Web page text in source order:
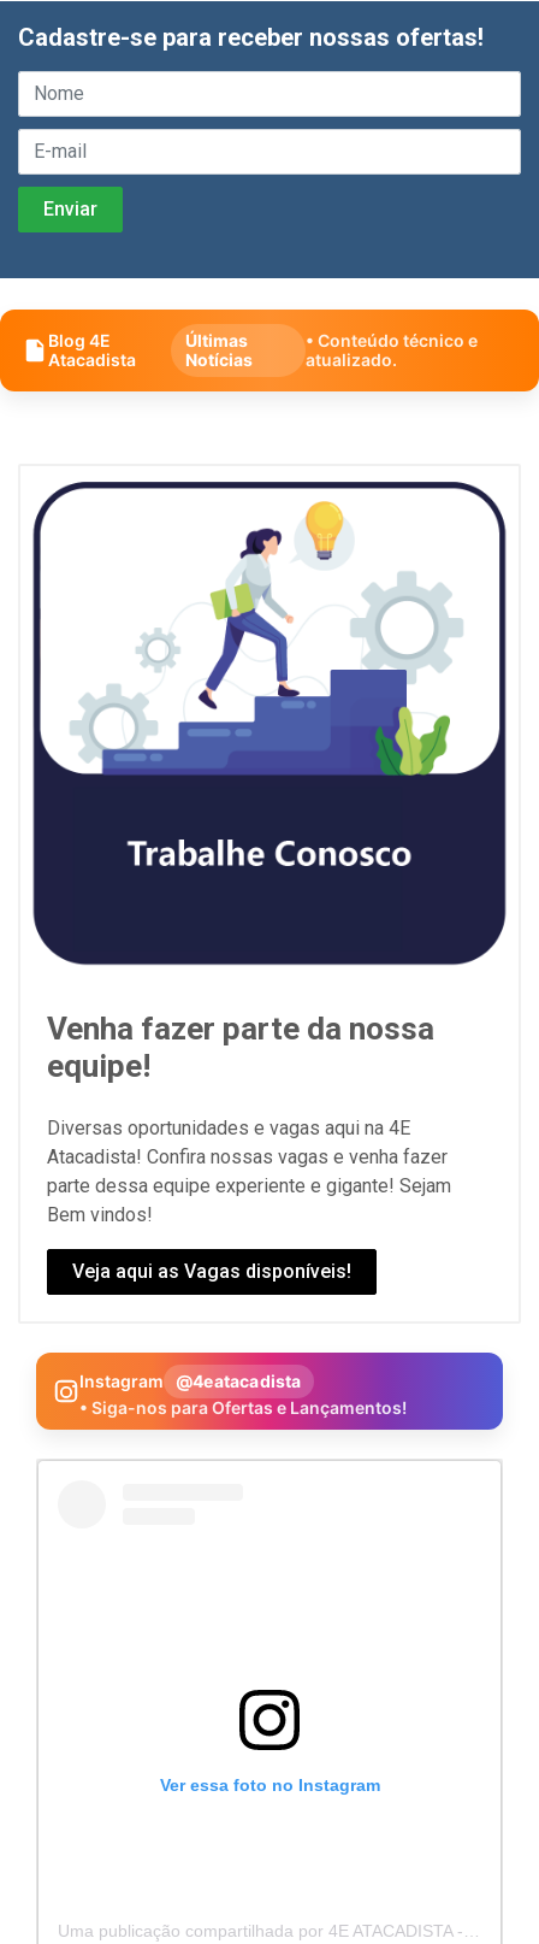
Cadastre-se para receber nossas ofertas!
Blog 4E
Atacadista
Últimas
Notícias
• Conteúdo técnico e
atualizado.
Venha fazer parte da nossa
equipe!
Diversas oportunidades e vagas aqui na 4E
Atacadista! Confira nossas vagas e venha fazer
parte dessa equipe experiente e gigante! Sejam
Bem vindos!
Veja aqui as Vagas disponíveis!
Instagram
@4eatacadista
• Siga-nos para Ofertas e Lançamentos!
Ver essa foto no Instagram